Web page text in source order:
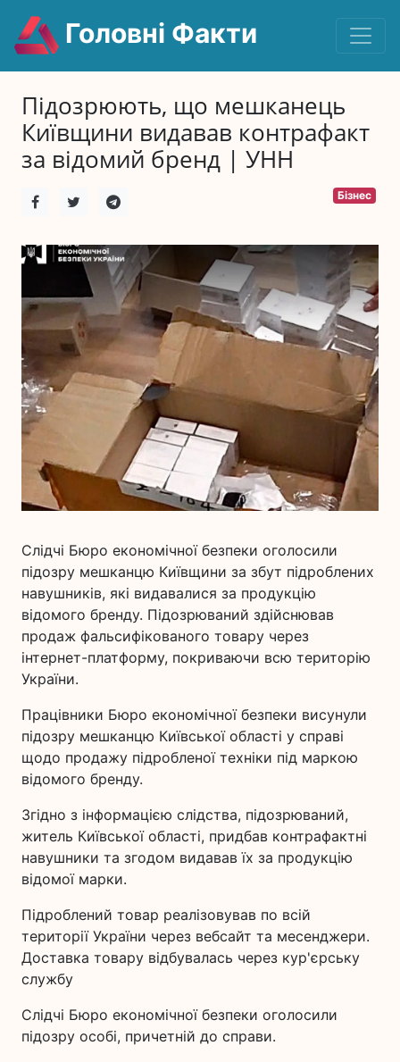
Головні Факти
Підозрюють, що мешканець
Київщини видавав контрафакт
за відомий бренд | УНН
Бізнес
Слідчі Бюро економічної безпеки оголосили
підозру мешканцю Київщини за збут підроблених
навушників, які видавалися за продукцію
відомого бренду. Підозрюваний здійснював
продаж фальсифікованого товару через
інтернет-платформу, покриваючи всю територію
України.
Працівники Бюро економічної безпеки висунули
підозру мешканцю Київської області у справі
щодо продажу підробленої техніки під маркою
відомого бренду.
Згідно з інформацією слідства, підозрюваний,
житель Київської області, придбав контрафактні
навушники та згодом видавав їх за продукцію
відомої марки.
Підроблений товар реалізовував по всій
території України через вебсайт та месенджери.
Доставка товару відбувалась через кур'єрську
службу
Слідчі Бюро економічної безпеки оголосили
підозру особі, причетній до справи.